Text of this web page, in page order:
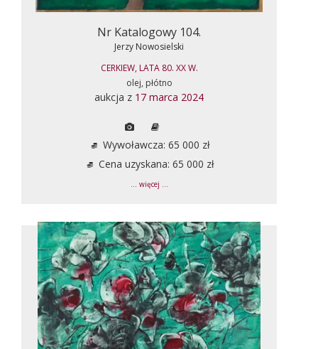
Nr Katalogowy 104.
Jerzy Nowosielski
CERKIEW, LATA 80. XX W.
olej, płótno
aukcja z 17 marca 2024
Wywoławcza: 65 000 zł
Cena uzyskana: 65 000 zł
... więcej ...